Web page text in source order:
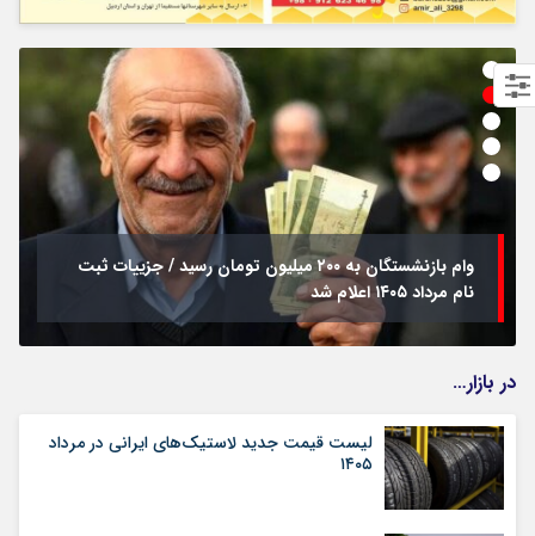
وام بازنشستگان به ۲۰۰ میلیون تومان رسید / جزییات ثبت
نام مرداد ۱۴۰۵ اعلام شد
در بازار…
لیست قیمت جدید لاستیک‌های ایرانی در مرداد
۱۴۰۵